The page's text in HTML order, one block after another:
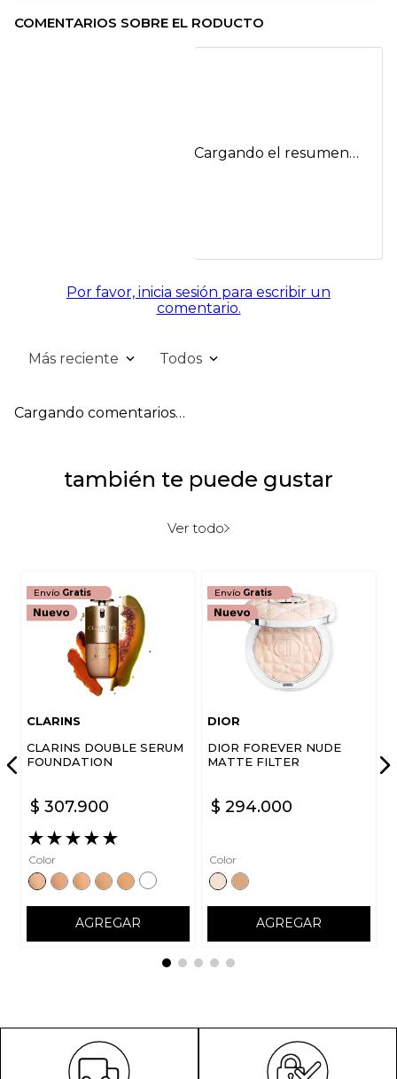
COMENTARIOS SOBRE EL RODUCTO
Cargando el resumen…
Por favor, inicia sesión para escribir un
comentario.
Más reciente Todos
Cargando comentarios…
también te puede gustar
Ver todo
Envío Gratis
CLARINS
CLARINS DOUBLE SERUM
FOUNDATION
$ 307.900
★★★★★
Color
AGREGAR
Envío Gratis
DIOR
DIOR FOREVER NUDE
MATTE FILTER
$ 294.000
Color
AGREGAR